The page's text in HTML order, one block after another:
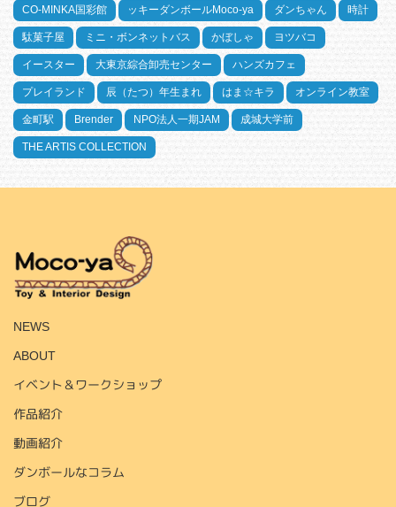
CO-MINKA国彩館 ッキーダンボールMoco-ya ダンちゃん 時計
駄菓子屋 ミニ・ボンネットバス かぼしゃ ヨツバコ
イースター 大東京綜合卸売センター ハンズカフェ
プレイランド 辰（たつ）年生まれ はま☆キラ オンライン教室
金町駅 Brender NPO法人一期JAM 成城大学前
THE ARTIS COLLECTION
NEWS
ABOUT
イベント＆ワークショップ
作品紹介
動画紹介
ダンボールなコラム
ブログ